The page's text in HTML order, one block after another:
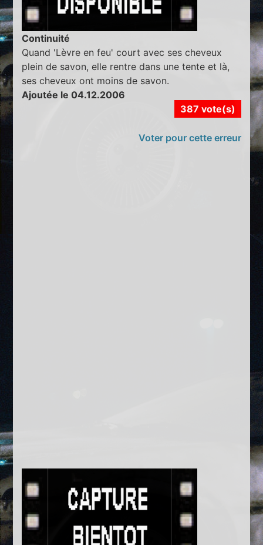
Continuité
Quand 'Lèvre en feu' court avec ses cheveux
plein de savon, elle rentre dans une tente et là,
ses cheveux ont moins de savon.
Ajoutée le 04.12.2006
387 vote(s)
Voter pour cette erreur